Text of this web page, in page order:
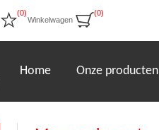
(0)
Winkelwagen
(0)
Home Onze producten